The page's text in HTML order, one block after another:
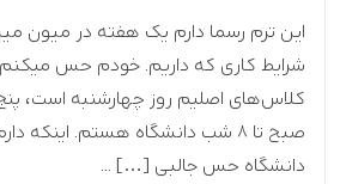
این ترم رسما دارم یک هفته در میون
شرایط کاری که داریم. خودم حس
صبح تا ۸ شب دانشگاه هستم.
دانشگاه حس جالبی […] ...